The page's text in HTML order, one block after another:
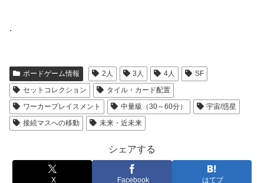
.
ボードゲーム情報 2人 3人 4人
SF
セットコレクション
タイル・カード配置
ワーカープレイスメント
中量級（30～60分）
宇宙/惑星
接続マスへの移動
未来・近未来
シェアする
X Facebook はてブ